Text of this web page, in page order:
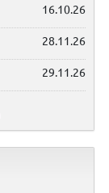
16.10.26
28.11.26
29.11.26